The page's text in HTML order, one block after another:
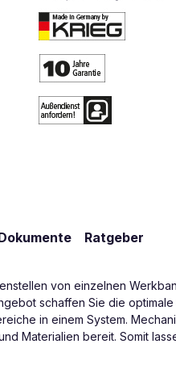
Ratgeber
von einzelnen
schaffen Sie die
in einem System.
Materialien bereit. Somit